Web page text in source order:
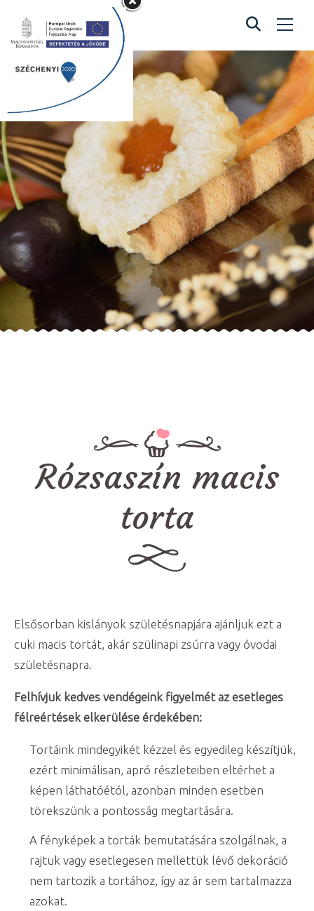
Rózsaszín macis
torta
Home / Rózsaszín macis torta
Rózsaszín macis
torta
Elsősorban kislányok születésnapjára ajánljuk ezt a
cuki macis tortát, akár szülinapi zsúrra vagy óvodai
születésnapra.
Felhívjuk kedves vendégeink figyelmét az esetleges
félreértések elkerülése érdekében:
Tortáink mindegyikét kézzel és egyedileg készítjük,
ezért minimálisan, apró részleteiben eltérhet a
képen láthatóétól, azonban minden esetben
törekszünk a pontosság megtartására.
A fényképek a torták bemutatására szolgálnak, a
rajtuk vagy esetlegesen mellettük lévő dekoráció
nem tartozik a tortához, így az ár sem tartalmazza
azokat.